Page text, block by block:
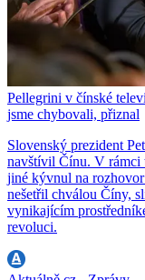
Pellegrini v čínské
jsme chybovali, přiznal
Slovenský prezident
navštívil Čínu. V rámci
jiné kývnul na
nešetřil chválou Číny,
vynikajícím
revoluci.